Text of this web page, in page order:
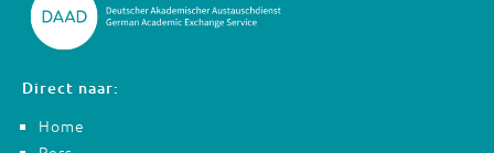
Direct naar:
Home